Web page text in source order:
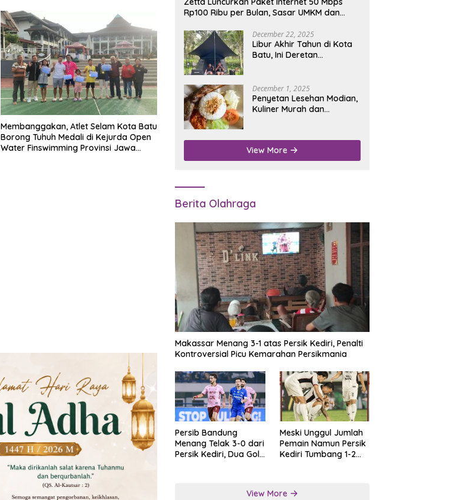
Membanggakan, Atlet Selam Kota Batu
Borong Tuhuh Medali di Kejurda Open
Water Finswimming Provinsi Jawa
Rp100 Ribu per Bulan, Sasar UMKM dan
December 22, 2025
Libur Akhir Tahun di Kota
Batu, Ini Deretan
December 1, 2025
Penyetan Lesehan Modian,
Kuliner Murah dan
Nganjuk
View More
Berita Olahraga
Makassar Menang 3-1 atas Persik Kediri, Penalti
Kontroversial Picu Kemarahan Persikmania
Persib Bandung
Menang Telak 3-0 dari
Persik Kediri, Dua Gol
Meski Unggul Jumlah
Pemain Namun Persik
Kediri Tumbang 1-2
View More